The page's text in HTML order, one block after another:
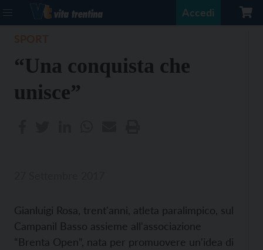
Accedi
“Una conquista che
unisce”
Gianluigi Rosa, trent'anni, atleta paralimpico, sul
Campanil Basso assieme all'associazione
“Brenta Open”, nata per promuovere un'idea di